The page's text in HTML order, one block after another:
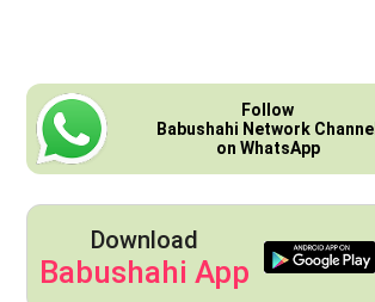
Follow
Babushahi Network Channel
on WhatsApp
Download
Babushahi App